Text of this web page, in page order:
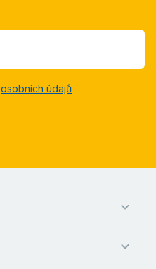
osobních údajů